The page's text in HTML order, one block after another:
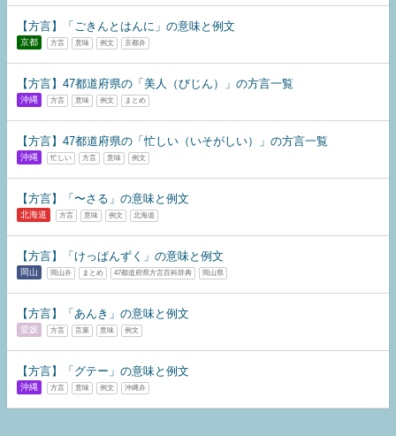
【方言】「ごきんとはんに」の意味と例文
京都 方言 意味 例文 京都弁
【方言】47都道府県の「美人（びじん）」の方言一覧
沖縄 方言 意味 例文 まとめ
【方言】47都道府県の「忙しい（いそがしい）」の方言一覧
沖縄 忙しい 方言 意味 例文
【方言】「〜さる」の意味と例文
北海道 方言 意味 例文 北海道
【方言】「けっぱんずく」の意味と例文
岡山 岡山弁 まとめ 47都道府県方言百科辞典 岡山県
【方言】「あんき」の意味と例文
愛媛 方言 言葉 意味 例文
【方言】「グテー」の意味と例文
沖縄 方言 意味 例文 沖縄弁